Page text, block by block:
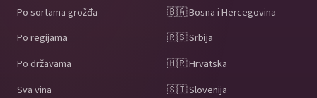
Po sortama grožđa
Po regijama
Po državama
Sva vina
🇧🇦 Bosna i Hercegovina
🇷🇸 Srbija
🇭🇷 Hrvatska
🇸🇮 Slovenija